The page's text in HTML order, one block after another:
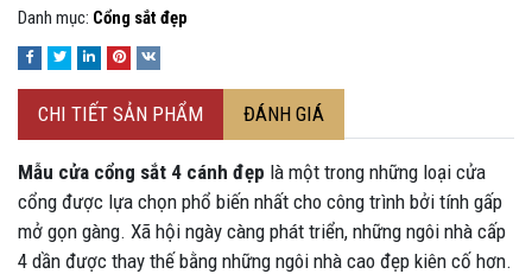
Danh mục: Cổng sắt đẹp
CHI TIẾT SẢN PHẨM ĐÁNH GIÁ
Mẫu cửa cổng sắt 4 cánh đẹp là một trong những loại cửa
cổng được lựa chọn phổ biến nhất cho công trình bởi tính gấp
mở gọn gàng. Xã hội ngày càng phát triển, những ngôi nhà cấp
4 dần được thay thế bằng những ngôi nhà cao đẹp kiên cố hơn.